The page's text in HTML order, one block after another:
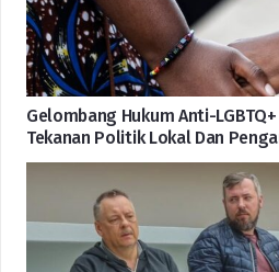
Gelombang Hukum Anti-
Tekanan Politik Lokal Dan